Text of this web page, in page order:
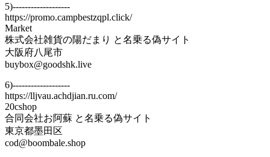
5)-------------------
https://promo.campbestzqpl.click/
Market
株式会社雑貨の陽だまり と名乗る偽サイト
大阪府八尾市
buybox@goodshk.live
6)-------------------
https://lljvau.achdjian.ru.com/
20cshop
合同会社お阿蘇 と名乗る偽サイト
東京都墨田区
cod@boombale.shop